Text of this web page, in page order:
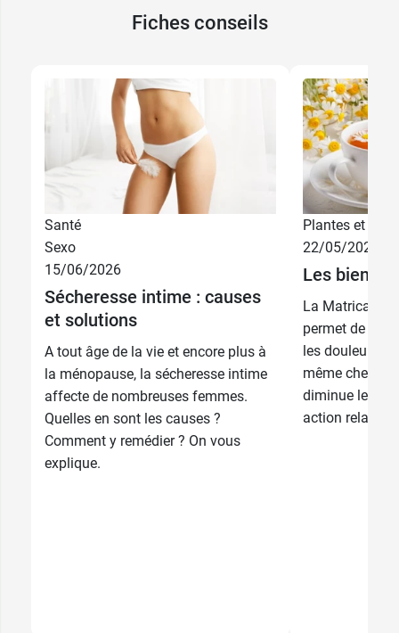
Fiches conseils
Santé
Sexo
15/06/2026
Sécheresse intime : causes
et solutions
A tout âge de la vie et encore plus à
la ménopause, la sécheresse intime
affecte de nombreuses femmes.
Quelles en sont les causes ?
Comment y remédier ? On vous
explique.
Plantes et
22/05/2026
Les
La Matricaire
permet de
les douleurs
même chez
diminue les
action